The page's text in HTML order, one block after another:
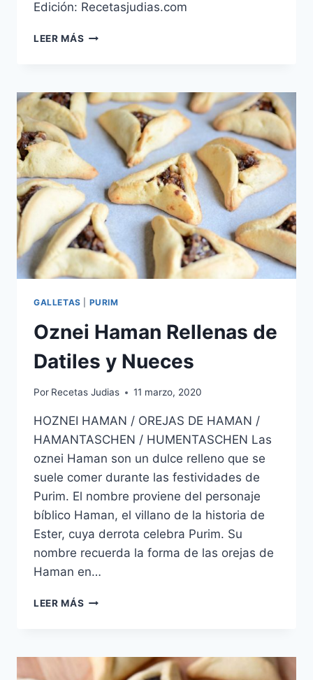
Edición: Recetasjudias.com
LEER MÁS CAKES
GALLETAS PURIM
Oznei Haman Rellenas de
Datiles y Nueces
Por Recetas Judias 11 marzo, 2020
HOZNEI HAMAN / OREJAS DE HAMAN /
HAMANTASCHEN / HUMENTASCHEN Las
oznei Haman son un dulce relleno que se
suele comer durante las festividades de
Purim. El nombre proviene del personaje
bíblico Haman, el villano de la historia de
Ester, cuya derrota celebra Purim. Su
nombre recuerda la forma de las orejas de
Haman en…
LEER MÁS OZNEI
DATILES